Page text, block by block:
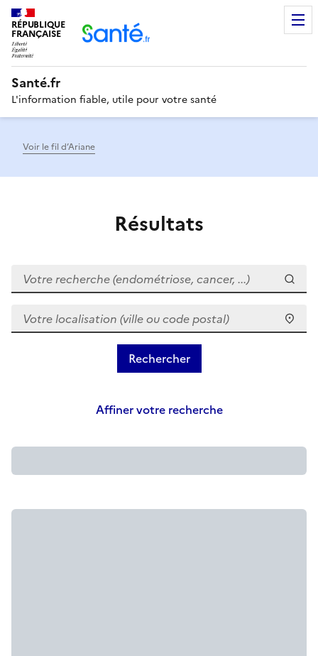
RÉPUBLIQUE
FRANÇAISE
Santé.fr
L'information fiable, utile pour votre santé
Voir le fil d’Ariane
Résultats
Votre recherche (endométriose, cancer, ...)
Votre localisation (ville ou code postal)
Affiner votre recherche